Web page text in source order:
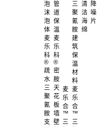
泡
沫
泡
体
管
道
保
温
麦
乐
科
®
疏
水
三
聚
氰
胺
支
麦
乐
科
®
密
胺
天
花
板
墙
壁
三
聚
氰
胺
建
筑
保
温
材
料
麦
乐
合
™
三
麦
乐
合
™
三
清
洁
海
绵
降
噪
片